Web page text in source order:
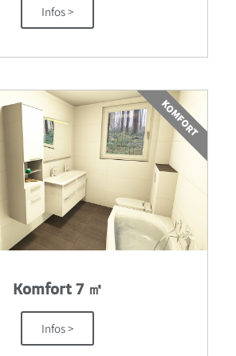
Infos >
Komfort 7 ㎡
Infos >
KOMFORT